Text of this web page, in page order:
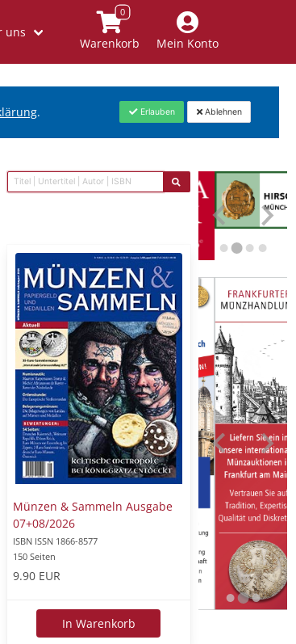
uns
Warenkorb Mein Konto
. Erlauben Ablehnen
Münzen & Sammeln Ausgabe
07+08/2026
ISBN ISSN 1866-8577
150 Seiten
9.90 EUR
In Warenkorb